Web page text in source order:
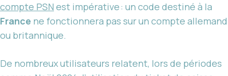
compte PSN est impérative : un code destiné à la
France ne fonctionnera pas sur un compte allemand
ou britannique.
De nombreux utilisateurs relatent, lors de périodes